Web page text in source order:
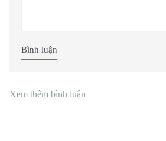
Bình luận
Xem thêm bình luận